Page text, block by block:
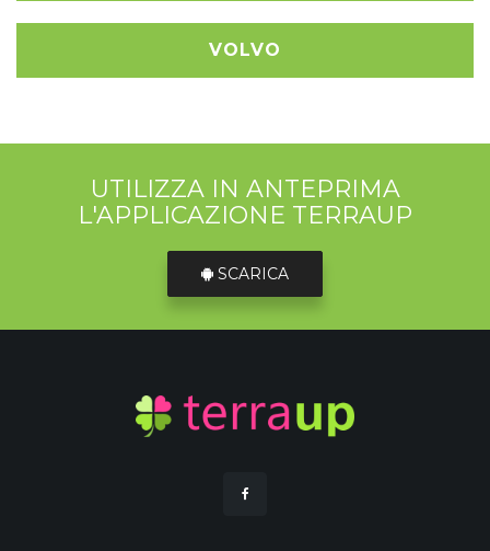
VOLVO
UTILIZZA IN ANTEPRIMA
L'APPLICAZIONE TERRAUP
SCARICA